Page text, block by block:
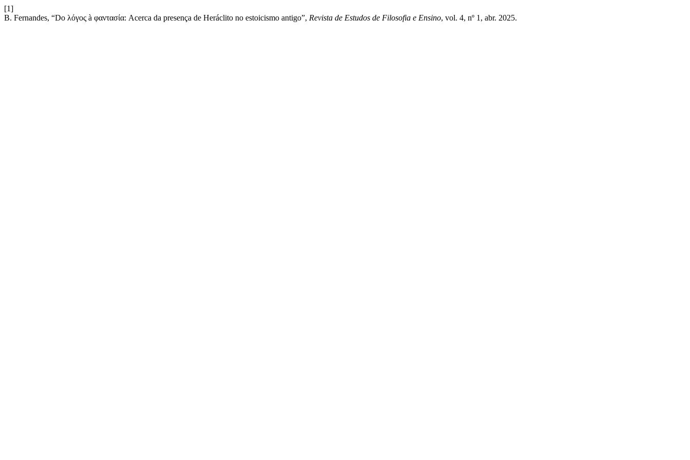
[1]
B. Fernandes, “Do λόγος à φαντασία: Acerca da presença de Heráclito no estoicismo antigo”, Revista de Estudos de Filosofia e Ensino, vol. 4, nº 1, abr. 2025.